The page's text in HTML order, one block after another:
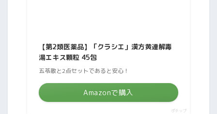
【第2類医薬品】「クラシエ」漢方黄連解毒
湯エキス顆粒 45包
五苓散と2点セットであると安心！
Amazonで購入
ポチップ